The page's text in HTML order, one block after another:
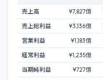
売上高 ¥7,827億
売上総利益
¥3,136億
営業利益
¥1,183億
経常利益
¥1,235億
当期純利益
¥727億